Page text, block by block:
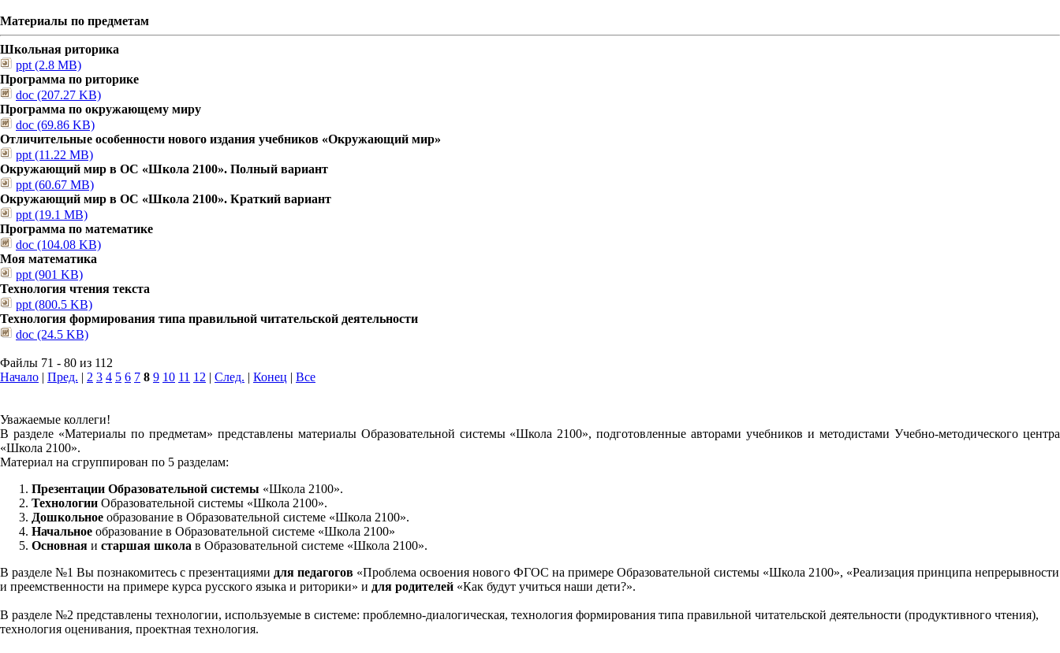
Материалы по предметам
Школьная риторика
ppt (2.8 MB)
Программа по риторике
doc (207.27 KB)
Программа по окружающему миру
doc (69.86 KB)
Отличительные особенности нового издания учебников «Окружающий мир»
ppt (11.22 MB)
Окружающий мир в ОС «Школа 2100». Полный вариант
ppt (60.67 MB)
Окружающий мир в ОС «Школа 2100». Краткий вариант
ppt (19.1 MB)
Программа по математике
doc (104.08 KB)
Моя математика
ppt (901 KB)
Технология чтения текста
ppt (800.5 KB)
Технология формирования типа правильной читательской деятельности
doc (24.5 KB)
Файлы 71 - 80 из 112
Начало | Пред. | 2 3 4 5 6 7 8 9 10 11 12 | След. | Конец | Все
Уважаемые коллеги!
В разделе «Материалы по предметам» представлены материалы Образовательной системы «Школа 2100», подготовленные авторами учебников и методистами Учебно-методического центра
«Школа 2100».
Материал на сгруппирован по 5 разделам:
Презентации Образовательной системы «Школа 2100».
Технологии Образовательной системы «Школа 2100».
Дошкольное образование в Образовательной системе «Школа 2100».
Начальное образование в Образовательной системе «Школа 2100»
Основная и старшая школа в Образовательной системе «Школа 2100».
В разделе №1 Вы познакомитесь с презентациями для педагогов «Проблема освоения нового ФГОС на примере Образовательной системы «Школа 2100», «Реализация принципа непрерывности
и преемственности на примере курса русского языка и риторики» и для родителей «Как будут учиться наши дети?».
В разделе №2 представлены технологии, используемые в системе: проблемно-диалогическая, технология формирования типа правильной читательской деятельности (продуктивного чтения),
технология оценивания, проектная технология.